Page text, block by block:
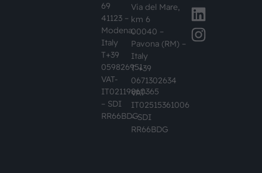
69
41123 –
Modena,
Italy
T+39
059826951
VAT-
IT02119860365
– SDI
RR66BDG
Via del Mare,
km 6
00040 –
Pavona (RM) –
Italy
T +39
0671302634
VAT-
IT02515361006
– SDI
RR66BDG